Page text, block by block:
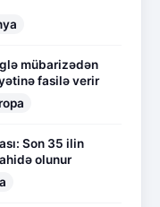
mübarizədən
fasilə verir
Son 35 ilin
olunur